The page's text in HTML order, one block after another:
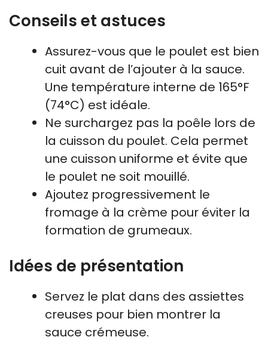
Conseils et astuces
Assurez-vous que le poulet est bien
cuit avant de l’ajouter à la sauce.
Une température interne de 165°F
(74°C) est idéale.
Ne surchargez pas la poêle lors de
la cuisson du poulet. Cela permet
une cuisson uniforme et évite que
le poulet ne soit mouillé.
Ajoutez progressivement le
fromage à la crème pour éviter la
formation de grumeaux.
Idées de présentation
Servez le plat dans des assiettes
creuses pour bien montrer la
sauce crémeuse.